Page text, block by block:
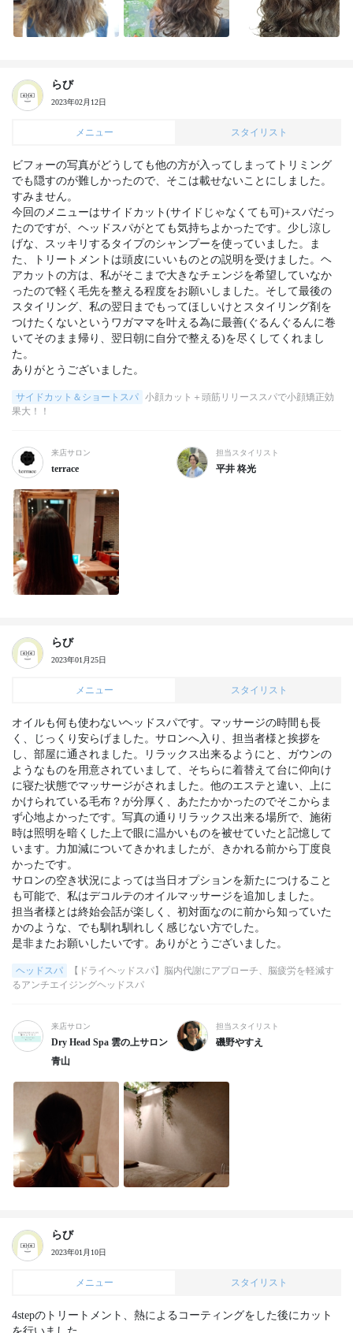
らび
2023年02月12日
メニュー スタイリスト
ビフォーの写真がどうしても他の方が入ってしまってトリミング
でも隠すのが難しかったので、そこは載せないことにしました。
すみません。
今回のメニューはサイドカット(サイドじゃなくても可)+スパだっ
たのですが、ヘッドスパがとても気持ちよかったです。少し涼し
げな、スッキリするタイプのシャンプーを使っていました。ま
た、トリートメントは頭皮にいいものとの説明を受けました。ヘ
アカットの方は、私がそこまで大きなチェンジを希望していなか
ったので軽く毛先を整える程度をお願いしました。そして最後の
スタイリング、私の翌日までもってほしいけとスタイリング剤を
つけたくないというワガママを叶える為に最善(ぐるんぐるんに巻
いてそのまま帰り、翌日朝に自分で整える)を尽くしてくれまし
た。
ありがとうございました。
サイドカット＆ショートスパ 小顔カット＋頭筋リリーススパで小顔矯正効
果大！！
来店サロン
terrace
担当スタイリスト
平井 柊光
らび
2023年01月25日
メニュー スタイリスト
オイルも何も使わないヘッドスパです。マッサージの時間も長
く、じっくり安らげました。サロンへ入り、担当者様と挨拶を
し、部屋に通されました。リラックス出来るようにと、ガウンの
ようなものを用意されていまして、そちらに着替えて台に仰向け
に寝た状態でマッサージがされました。他のエステと違い、上に
かけられている毛布？が分厚く、あたたかかったのでそこからま
ず心地よかったです。写真の通りリラックス出来る場所で、施術
時は照明を暗くした上で眼に温かいものを被せていたと記憶して
います。力加減についてきかれましたが、きかれる前から丁度良
かったです。
サロンの空き状況によっては当日オプションを新たにつけること
も可能で、私はデコルテのオイルマッサージを追加しました。
担当者様とは終始会話が楽しく、初対面なのに前から知っていた
かのような、でも馴れ馴れしく感じない方でした。
是非またお願いしたいです。ありがとうございました。
ヘッドスパ
【ドライヘッドスパ】脳内代謝にアプローチ、脳疲労を軽減す
るアンチエイジングヘッドスパ
来店サロン
Dry Head Spa 雲の上サロン
青山
担当スタイリスト
磯野やすえ
らび
2023年01月10日
メニュー スタイリスト
4stepのトリートメント、熱によるコーティングをした後にカット